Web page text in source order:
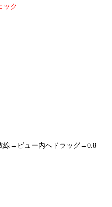
ック
→ビュー内へドラッグ→0.8